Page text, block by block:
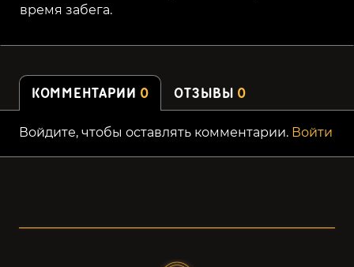
время забега.
КОММЕНТАРИИ 0 ОТЗЫВЫ 0
Войдите, чтобы оставлять комментарии. Войти